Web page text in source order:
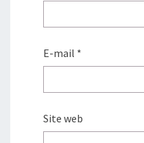
E-mail *
Site web